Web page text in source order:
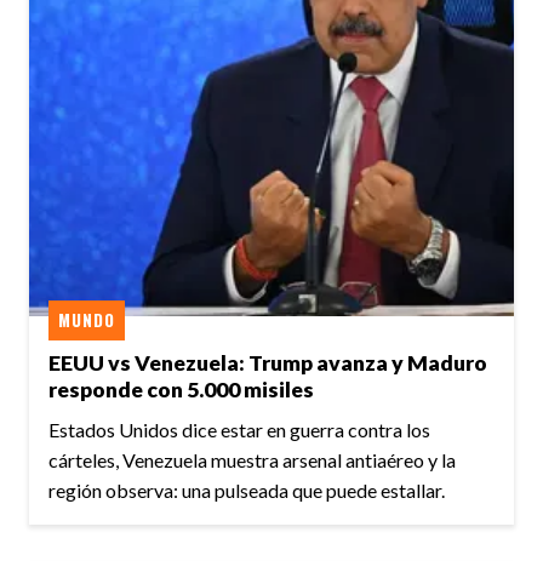
EEUU vs Venezuela: Trump avanza y Maduro
responde con 5.000 misiles
MUNDO
Estados Unidos dice estar en guerra contra los
cárteles, Venezuela muestra arsenal antiaéreo y la
región observa: una pulseada que puede estallar.